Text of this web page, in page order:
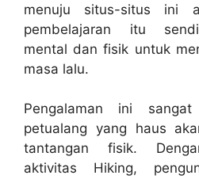
menuju situs-situs ini
pembelajaran itu
mental dan fisik untuk
masa lalu.
Pengalaman ini
petualang yang haus
tantangan fisik.
aktivitas Hiking,